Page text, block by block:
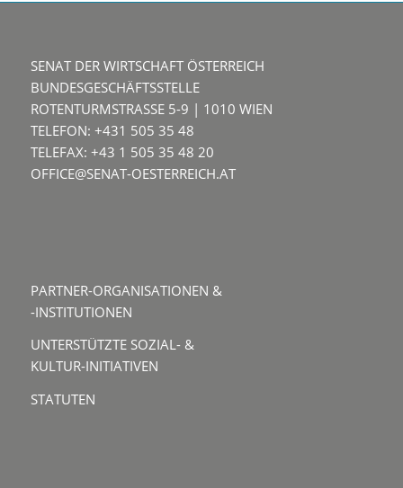
SENAT DER WIRTSCHAFT ÖSTERREICH
BUNDESGESCHÄFTSSTELLE
ROTENTURMSTRASSE 5-9 | 1010 WIEN
TELEFON: +431 505 35 48
TELEFAX: +43 1 505 35 48 20
OFFICE@SENAT-OESTERREICH.AT
PARTNER-ORGANISATIONEN &
-INSTITUTIONEN
UNTERSTÜTZTE SOZIAL- &
KULTUR-INITIATIVEN
STATUTEN